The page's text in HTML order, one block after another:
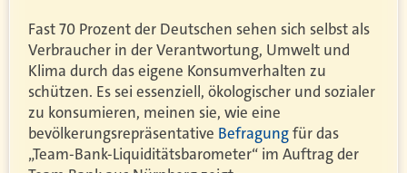
Fast 70 Prozent der Deutschen sehen sich selbst als
Verbraucher in der Verantwortung, Umwelt und
Klima durch das eigene Konsumverhalten zu
schützen. Es sei essenziell, ökologischer und sozialer
zu konsumieren, meinen sie, wie eine
bevölkerungsrepräsentative Befragungfür das
„Team-Bank-Liquiditätsbarometer“ im Auftrag der